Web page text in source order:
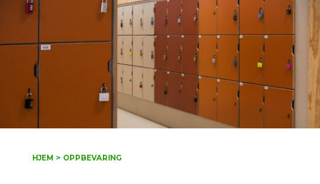
HJEM > OPPBEVARING